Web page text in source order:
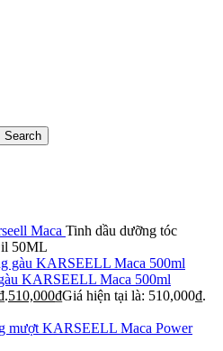
Search
Maca Tinh dầu dưỡng tóc
50ML
KARSEELL Maca 500ml
510,000₫Giá hiện tại là: 510,000₫.